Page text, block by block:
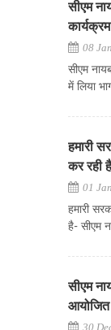
सीएम
08
सीएम
में लिया
हमारी
कर रही
01
हमारी
है- सीएम
सीएम
आयोजित
30